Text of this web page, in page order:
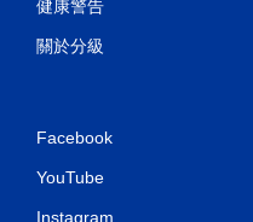
健康警告
關於分級
Facebook
YouTube
Instagram